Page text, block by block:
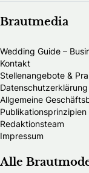
Brautmedia
Wedding Guide –
Kontakt
Stellenangebote &
Datenschutzerklärung
Allgemeine
Publikationsprinzipien
Redaktionsteam
Impressum
Alle